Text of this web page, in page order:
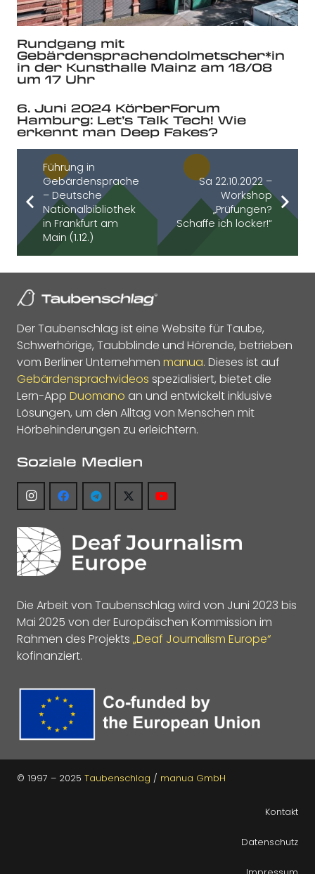
Rundgang mit
Gebärdensprachendolmetscher*in
in der Kunsthalle Mainz am 18/08
um 17 Uhr
6. Juni 2024 KörberForum
Hamburg: Let’s Talk Tech! Wie
erkennt man Deep Fakes?
Führung in
Gebärdensprache
– Deutsche
Nationalbibliothek
in Frankfurt am
Main (1.12.)
Sa 22.10.2022 –
Workshop
„Prüfungen?
Schaffe ich locker!“
Der Taubenschlag ist eine Website für Taube,
Schwerhörige, Taubblinde und Hörende, betrieben
vom Berliner Unternehmen manua. Dieses ist auf
Gebärdensprachvideos spezialisiert, bietet die
Lern-App Duomano an und entwickelt inklusive
Lösungen, um den Alltag von Menschen mit
Hörbehinderungen zu erleichtern.
Soziale Medien
Die Arbeit von Taubenschlag wird von Juni 2023 bis
Mai 2025 von der Europäischen Kommission im
Rahmen des Projekts „Deaf Journalism Europe“
kofinanziert.
© 1997 – 2025 Taubenschlag / manua GmbH
Kontakt
Datenschutz